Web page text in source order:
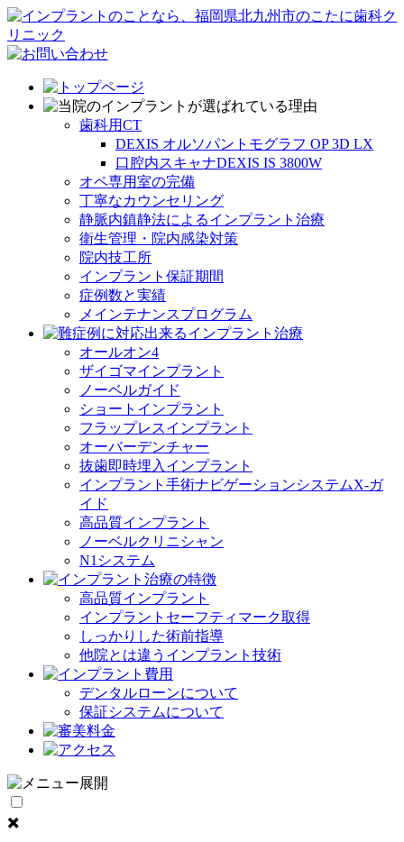
歯科用CT
DEXIS オルソパントモグラフ OP 3D LX
口腔内スキャナDEXIS IS 3800W
オペ専用室の完備
丁寧なカウンセリング
静脈内鎮静法によるインプラント治療
衛生管理・院内感染対策
院内技工所
インプラント保証期間
症例数と実績
メインテナンスプログラム
オールオン4
ザイゴマインプラント
ノーベルガイド
ショートインプラント
フラップレスインプラント
オーバーデンチャー
抜歯即時埋入インプラント
インプラント手術ナビゲーションシステムX-ガ
イド
高品質インプラント
ノーベルクリニシャン
N1システム
高品質インプラント
インプラントセーフティマーク取得
しっかりした術前指導
他院とは違うインプラント技術
デンタルローンについて
保証システムについて
✖️